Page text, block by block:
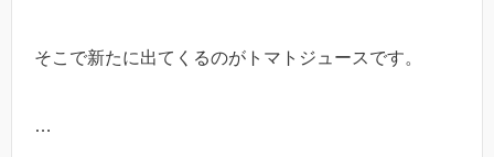
そこで新たに出てくるのがトマトジュースです。
…